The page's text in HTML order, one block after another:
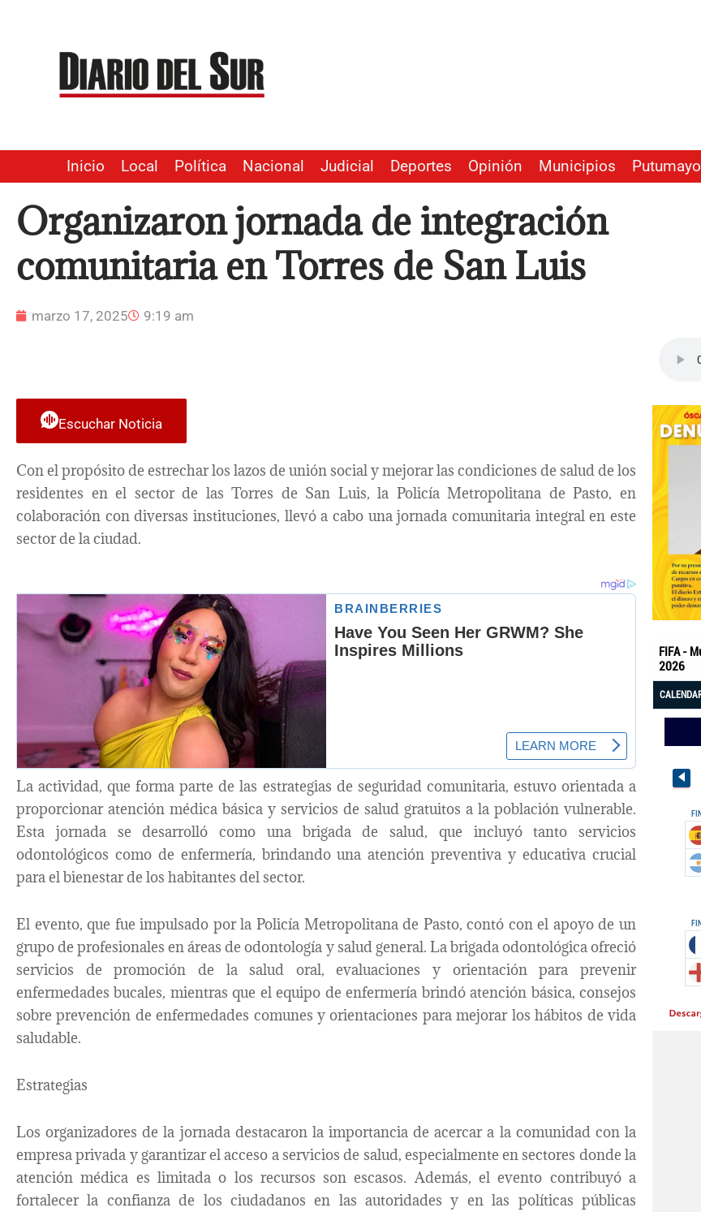
contenido
Inicio Local Política Nacional Judicial Deportes Opinión Municipios Putumayo
Organizaron jornada de integración
comunitaria en Torres de San Luis
marzo 17, 2025 9:19 am
Escuchar Noticia
Con el propósito de estrechar los lazos de unión social y mejorar las condiciones de salud de los
residentes en el sector de las Torres de San Luis, la Policía Metropolitana de Pasto, en
colaboración con diversas instituciones, llevó a cabo una jornada comunitaria integral en este
sector de la ciudad.
La actividad, que forma parte de las estrategias de seguridad comunitaria, estuvo orientada a
proporcionar atención médica básica y servicios de salud gratuitos a la población vulnerable.
Esta jornada se desarrolló como una brigada de salud, que incluyó tanto servicios
odontológicos como de enfermería, brindando una atención preventiva y educativa crucial
para el bienestar de los habitantes del sector.
El evento, que fue impulsado por la Policía Metropolitana de Pasto, contó con el apoyo de un
grupo de profesionales en áreas de odontología y salud general. La brigada odontológica ofreció
servicios de promoción de la salud oral, evaluaciones y orientación para prevenir
enfermedades bucales, mientras que el equipo de enfermería brindó atención básica, consejos
sobre prevención de enfermedades comunes y orientaciones para mejorar los hábitos de vida
saludable.
Estrategias
Los organizadores de la jornada destacaron la importancia de acercar a la comunidad con la
empresa privada y garantizar el acceso a servicios de salud, especialmente en sectores donde la
atención médica es limitada o los recursos son escasos. Además, el evento contribuyó a
fortalecer la confianza de los ciudadanos en las autoridades y en las políticas públicas